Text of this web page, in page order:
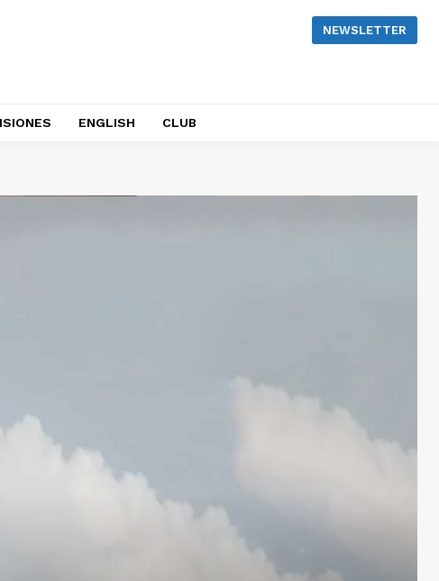
NEWSLETTER
ENGLISH CLUB